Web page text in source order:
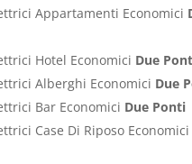
Appartamenti Economici
Hotel Economici Due
Alberghi Economici Due
Bar Economici Due Ponti
Case Di Riposo Economici